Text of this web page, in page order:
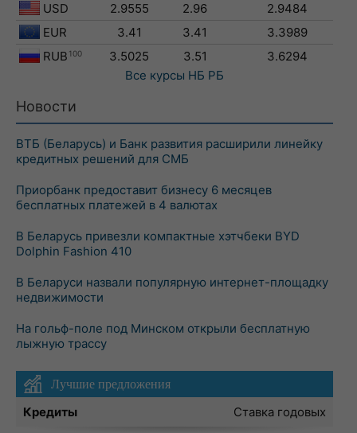
USD 2.9555 2.96
2.9484
EUR
3.41 3.41
3.3989
RUB 100 3.5025 3.51
3.6294
Все курсы НБ РБ
Новости
ВТБ (Беларусь) и Банк развития расширили линейку
кредитных решений для СМБ
Приорбанк предоставит бизнесу 6 месяцев
бесплатных платежей в 4 валютах
В Беларусь привезли компактные хэтчбеки BYD
Dolphin Fashion 410
В Беларуси назвали популярную интернет-площадку
недвижимости
На гольф-поле под Минском открыли бесплатную
лыжную трассу
Лучшие предложения
Кредиты
Ставка годовых